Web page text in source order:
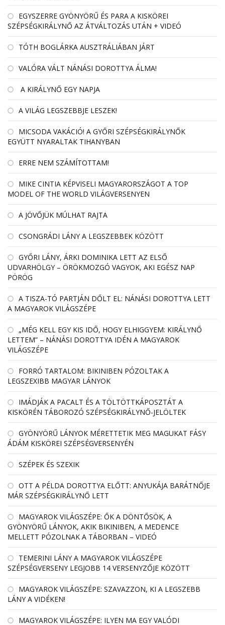
EGYSZERRE GYÖNYÖRŰ ÉS PARA A KISKÖREI
SZÉPSÉGKIRÁLYNŐ AZ ÁTVÁLTOZÁS UTÁN + VIDEÓ
TÓTH BOGLÁRKA AUSZTRÁLIÁBAN JÁRT
VALÓRA VÁLT NÁNÁSI DOROTTYA ÁLMA!
A KIRÁLYNŐ EGY NAPJA
A VILÁG LEGSZEBBJE LESZEK!
MICSODA VAKÁCIÓ! A GYŐRI SZÉPSÉGKIRÁLYNŐK
EGYÜTT NYARALTAK TIHANYBAN
ERRE NEM SZÁMÍTOTTAM!
MIKE CINTIA KÉPVISELI MAGYARORSZÁGOT A TOP
MODEL OF THE WORLD VILÁGVERSENYEN
A JÖVŐJÜK MÚLHAT RAJTA
CSONGRÁDI LÁNY A LEGSZEBBEK KÖZÖTT
GYŐRI LÁNY, ÁRKI DOMINIKA LETT AZ ELSŐ
UDVARHÖLGY – ÖRÖKMOZGÓ VAGYOK, AKI EGÉSZ NAP
PÖRÖG
A TISZA-TÓ PARTJÁN DŐLT EL: NÁNÁSI DOROTTYA LETT
A MAGYAROK VILÁGSZÉPE
„MÉG KELL EGY KIS IDŐ, HOGY ELHIGGYEM: KIRÁLYNŐ
LETTEM” – NÁNÁSI DOROTTYA IDÉN A MAGYAROK
VILÁGSZÉPE
FORRÓ TARTALOM: BIKINIBEN PÓZOLTAK A
LEGSZEXIBB MAGYAR LÁNYOK
IMÁDJÁK A PACALT ÉS A TÖLTÖTTKÁPOSZTÁT A
KISKÖRÉN TÁBOROZÓ SZÉPSÉGKIRÁLYNŐ-JELÖLTEK
GYÖNYÖRŰ LÁNYOK MÉRETTETIK MEG MAGUKAT FÁSY
ÁDÁM KISKÖREI SZÉPSÉGVERSENYÉN
SZÉPEK ÉS SZEXIK
OTT A PÉLDA DOROTTYA ELŐTT: ANYUKÁJA BARÁTNŐJE
MÁR SZÉPSÉGKIRÁLYNŐ LETT
MAGYAROK VILÁGSZÉPE: ŐK A DÖNTŐSÖK, A
GYÖNYÖRŰ LÁNYOK, AKIK BIKINIBEN, A MEDENCE
MELLETT PÓZOLNAK A TÁBORBAN – VIDEÓ
TEMERINI LÁNY A MAGYAROK VILÁGSZÉPE
SZÉPSÉGVERSENY LEGJOBB 14 VERSENYZŐJE KÖZÖTT
MAGYAROK VILÁGSZÉPE: SZAVAZZON, KI A LEGSZEBB
LÁNY A VIDÉKEN!
MAGYAROK VILÁGSZÉPE: ILYEN MA EGY VALÓDI